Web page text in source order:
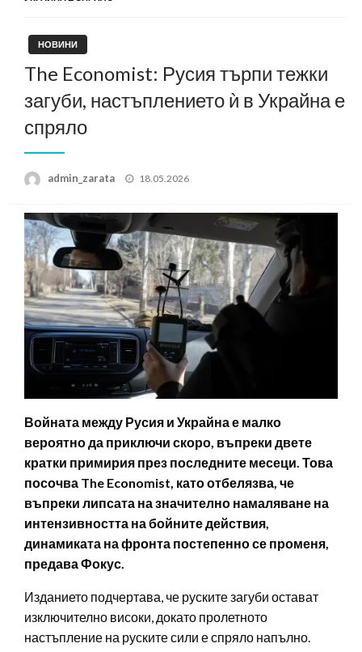
НОВИНИ
The Economist: Русия търпи тежки
загуби, настъплението ѝ в Украйна е
спряло
admin_zarata
Posted
18.05.2026
Войната между Русия и Украйна е малко
вероятно да приключи скоро, въпреки двете
кратки примирия през последните месеци. Това
посочва The Economist, като отбелязва, че
въпреки липсата на значително намаляване на
интензивността на бойните действия,
динамиката на фронта постепенно се променя,
предава Фокус.
Изданието подчертава, че руските загуби остават
изключително високи, докато пролетното
настъпление на руските сили е спряло напълно.